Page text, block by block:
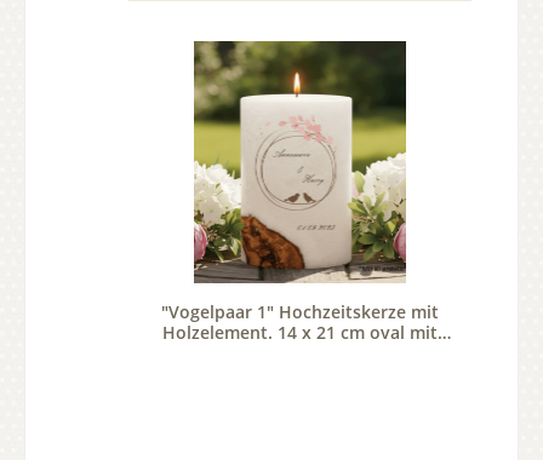
"Vogelpaar 1" Hochzeitskerze mit
Holzelement. 14 x 21 cm oval mit